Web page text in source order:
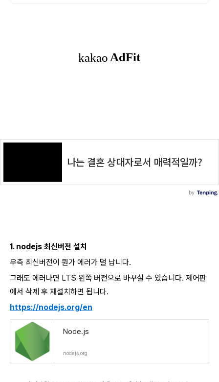
1. nodejs 최신버전 설치
우측 최신버전이 뭔가 에러가 덜 납니다.
그래도 에러나면 LTS 왼쪽 버전으로 바꾸실 수 있습니다. 제어판
에서 삭제 후 재설치하면 됩니다.
https://nodejs.org/en
Node.js
nodejs.org